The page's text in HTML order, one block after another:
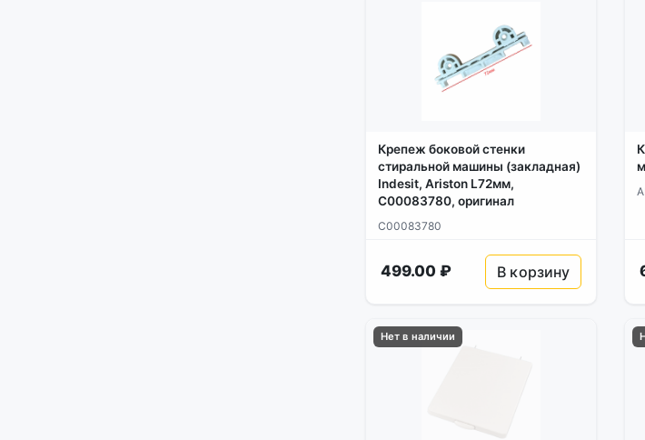
Крепеж боковой стенки
стиральной машины (закладная)
Indesit, Ariston L72мм,
C00083780, оригинал
C00083780
499.00 ₽ В корзину
Нет в наличии